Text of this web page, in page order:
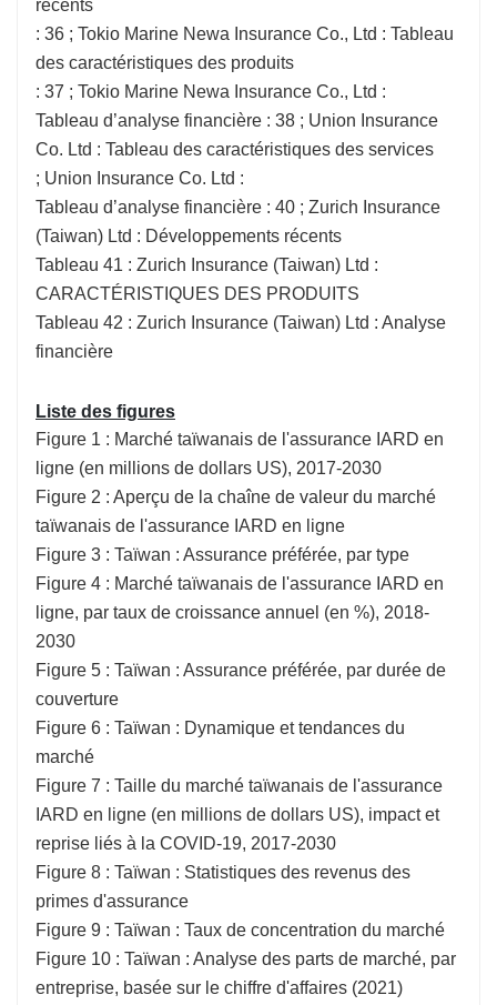
récents
: 36 ; Tokio Marine Newa Insurance Co., Ltd : Tableau
des caractéristiques des produits
: 37 ; Tokio Marine Newa Insurance Co., Ltd :
Tableau d’analyse financière : 38 ; Union Insurance
Co. Ltd : Tableau des caractéristiques des services
; Union Insurance Co. Ltd :
Tableau d’analyse financière : 40 ; Zurich Insurance
(Taiwan) Ltd : Développements récents
Tableau 41 : Zurich Insurance (Taiwan) Ltd :
CARACTÉRISTIQUES DES PRODUITS
Tableau 42 : Zurich Insurance (Taiwan) Ltd : Analyse
financière
Liste des figures
Figure 1 : Marché taïwanais de l'assurance IARD en
ligne (en millions de dollars US), 2017-2030
Figure 2 : Aperçu de la chaîne de valeur du marché
taïwanais de l'assurance IARD en ligne
Figure 3 : Taïwan : Assurance préférée, par type
Figure 4 : Marché taïwanais de l'assurance IARD en
ligne, par taux de croissance annuel (en %), 2018-
2030
Figure 5 : Taïwan : Assurance préférée, par durée de
couverture
Figure 6 : Taïwan : Dynamique et tendances du
marché
Figure 7 : Taille du marché taïwanais de l'assurance
IARD en ligne (en millions de dollars US), impact et
reprise liés à la COVID-19, 2017-2030
Figure 8 : Taïwan : Statistiques des revenus des
primes d'assurance
Figure 9 : Taïwan : Taux de concentration du marché
Figure 10 : Taïwan : Analyse des parts de marché, par
entreprise, basée sur le chiffre d'affaires (2021)